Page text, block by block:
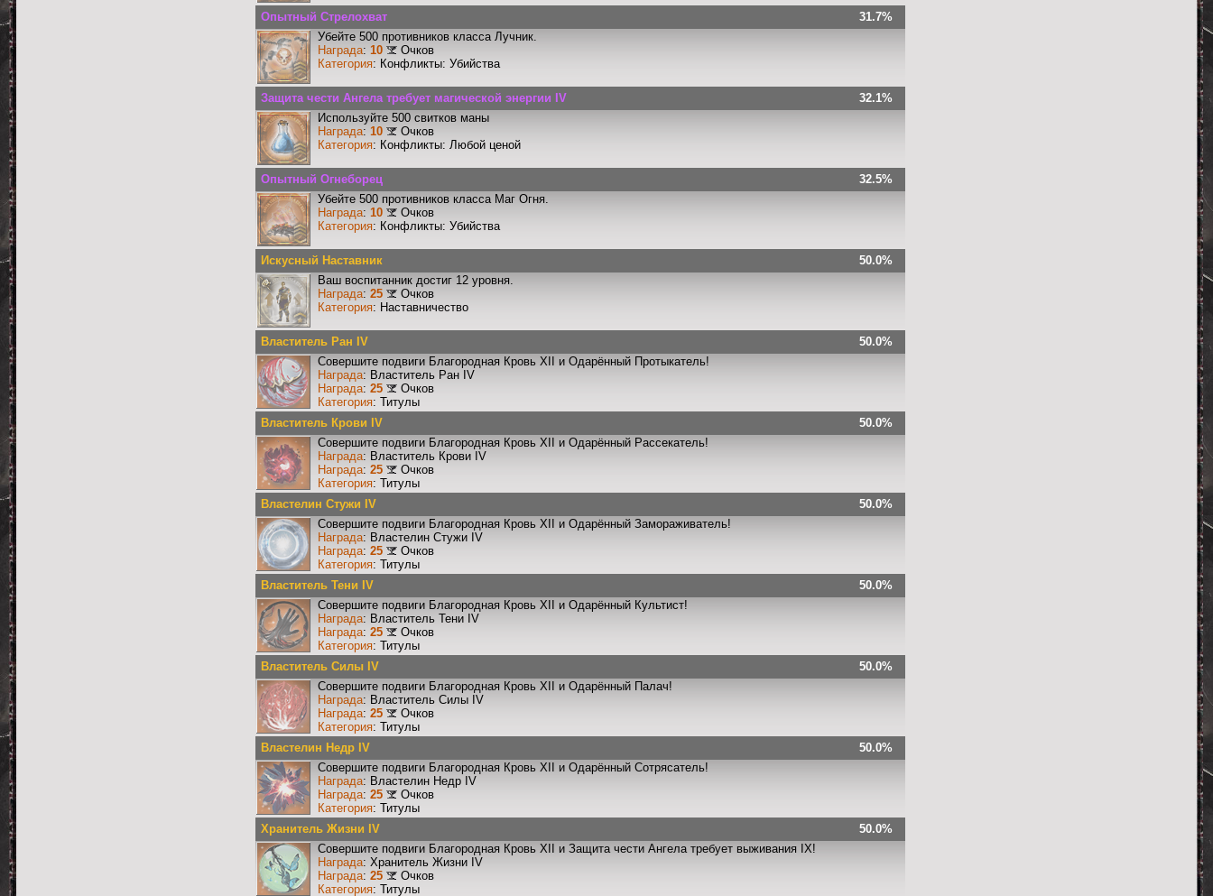
Опытный Стрелохват
31.7%
Убейте 500 противников класса Лучник.
Награда: 10
Очков
Категория: Конфликты: Убийства
Защита чести Ангела требует магической энергии IV
32.1%
Используйте 500 свитков маны
Награда: 10
Очков
Категория: Конфликты: Любой ценой
Опытный Огнеборец
32.5%
Убейте 500 противников класса Маг Огня.
Награда: 10
Очков
Категория: Конфликты: Убийства
Искусный Наставник
50.0%
Ваш воспитанник достиг 12 уровня.
Награда: 25
Очков
Категория: Наставничество
Властитель Ран IV
50.0%
Совершите подвиги Благородная Кровь XII и Одарённый Протыкатель!
Награда: Властитель Ран IV
Награда: 25
Очков
Категория: Титулы
Властитель Крови IV
50.0%
Совершите подвиги Благородная Кровь XII и Одарённый Рассекатель!
Награда: Властитель Крови IV
Награда: 25
Очков
Категория: Титулы
Властелин Стужи IV
50.0%
Совершите подвиги Благородная Кровь XII и Одарённый Замораживатель!
Награда: Властелин Стужи IV
Награда: 25
Очков
Категория: Титулы
Властитель Тени IV
50.0%
Совершите подвиги Благородная Кровь XII и Одарённый Культист!
Награда: Властитель Тени IV
Награда: 25
Очков
Категория: Титулы
Властитель Силы IV
50.0%
Совершите подвиги Благородная Кровь XII и Одарённый Палач!
Награда: Властитель Силы IV
Награда: 25
Очков
Категория: Титулы
Властелин Недр IV
50.0%
Совершите подвиги Благородная Кровь XII и Одарённый Сотрясатель!
Награда: Властелин Недр IV
Награда: 25
Очков
Категория: Титулы
Хранитель Жизни IV
50.0%
Совершите подвиги Благородная Кровь XII и Защита чести Ангела требует выживания IX!
Награда: Хранитель Жизни IV
Награда: 25
Очков
Категория: Титулы